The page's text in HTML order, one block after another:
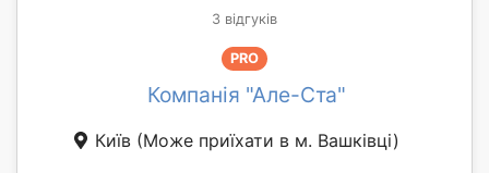
3 відгуків
PRO
Компанія "Але-Ста"
Київ (Може приїхати в м. Вашківці)